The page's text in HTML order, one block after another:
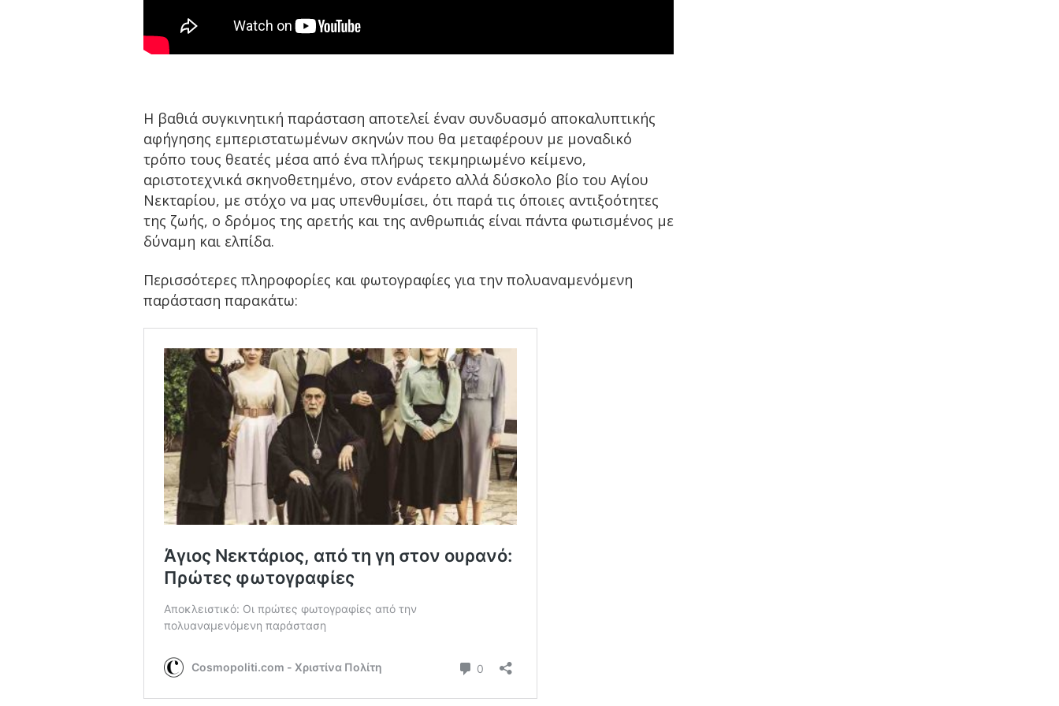
Η βαθιά συγκινητική παράσταση αποτελεί έναν συνδυασμό αποκαλυπτικής
αφήγησης εμπεριστατωμένων σκηνών που θα μεταφέρουν με μοναδικό
τρόπο τους θεατές μέσα από ένα πλήρως τεκμηριωμένο κείμενο,
αριστοτεχνικά σκηνοθετημένο, στον ενάρετο αλλά δύσκολο βίο του Αγίου
Νεκταρίου, με στόχο να μας υπενθυμίσει, ότι παρά τις όποιες αντιξοότητες
της ζωής, ο δρόμος της αρετής και της ανθρωπιάς είναι πάντα φωτισμένος με
δύναμη και ελπίδα.
Περισσότερες πληροφορίες και φωτογραφίες για την πολυαναμενόμενη
παράσταση παρακάτω: